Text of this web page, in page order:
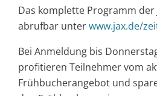
Das komplette Programm der
abrufbar unterwww.jax.de/
Bei Anmeldung bis
profitieren Teilnehmer vom
Frühbucherangebot und